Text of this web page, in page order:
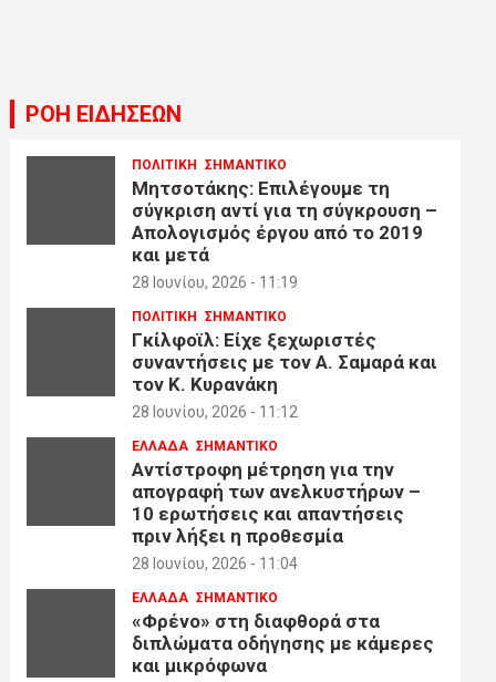
ΡΟΗ ΕΙΔΗΣΕΩΝ
ΠΟΛΙΤΙΚΗ ΣΗΜΑΝΤΙΚΟ
Μητσοτάκης: Επιλέγουμε τη
σύγκριση αντί για τη σύγκρουση –
Απολογισμός έργου από το 2019
και μετά
28 Ιουνίου, 2026 - 11:19
ΠΟΛΙΤΙΚΗ ΣΗΜΑΝΤΙΚΟ
Γκίλφοϊλ: Είχε ξεχωριστές
συναντήσεις με τον Α. Σαμαρά και
τον Κ. Κυρανάκη
28 Ιουνίου, 2026 - 11:12
ΕΛΛΑΔΑ ΣΗΜΑΝΤΙΚΟ
Αντίστροφη μέτρηση για την
απογραφή των ανελκυστήρων –
10 ερωτήσεις και απαντήσεις
πριν λήξει η προθεσμία
28 Ιουνίου, 2026 - 11:04
ΕΛΛΑΔΑ ΣΗΜΑΝΤΙΚΟ
«Φρένο» στη διαφθορά στα
διπλώματα οδήγησης με κάμερες
και μικρόφωνα